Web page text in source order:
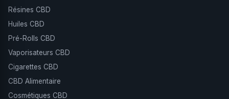
Résines CBD
Huiles CBD
Pré-Rolls CBD
Vaporisateurs CBD
Cigarettes CBD
CBD Alimentaire
Cosmétiques CBD